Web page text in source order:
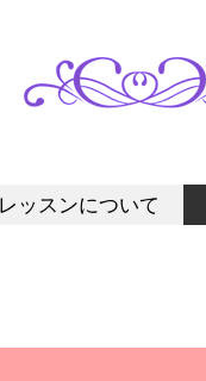
レッスンについて